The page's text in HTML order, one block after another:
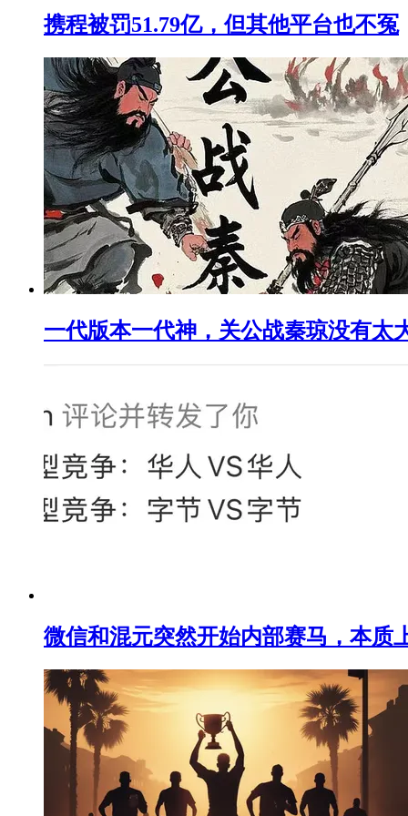
携程被罚51.79亿，但其他平台也不冤
一代版本一代神，关公战秦琼没有太
微信和混元突然开始内部赛马，本质